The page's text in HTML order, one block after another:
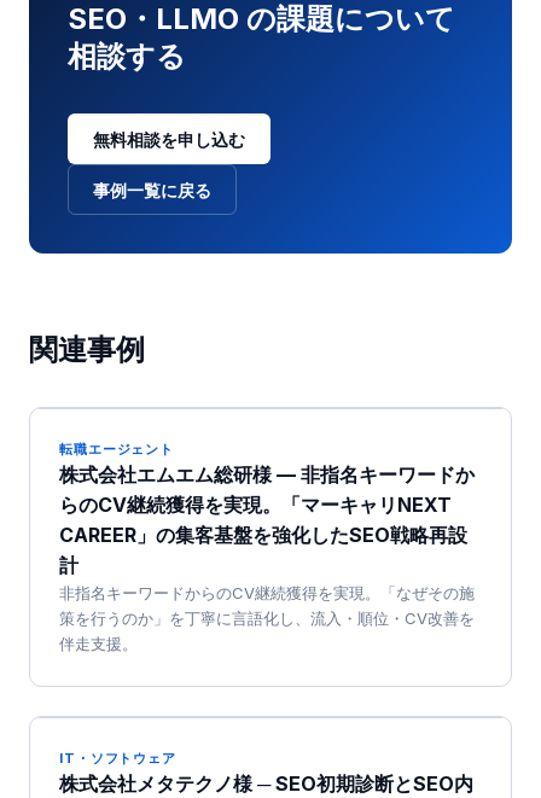
SEO・LLMO の課題について
相談する
無料相談を申し込む
事例一覧に戻る
関連事例
転職エージェント
株式会社エムエム総研様 — 非指名キーワードか
らのCV継続獲得を実現。「マーキャリNEXT
CAREER」の集客基盤を強化したSEO戦略再設
計
非指名キーワードからのCV継続獲得を実現。「なぜその施
策を行うのか」を丁寧に言語化し、流入・順位・CV改善を
伴走支援。
IT・ソフトウェア
株式会社メタテクノ様 ─ SEO初期診断とSEO内